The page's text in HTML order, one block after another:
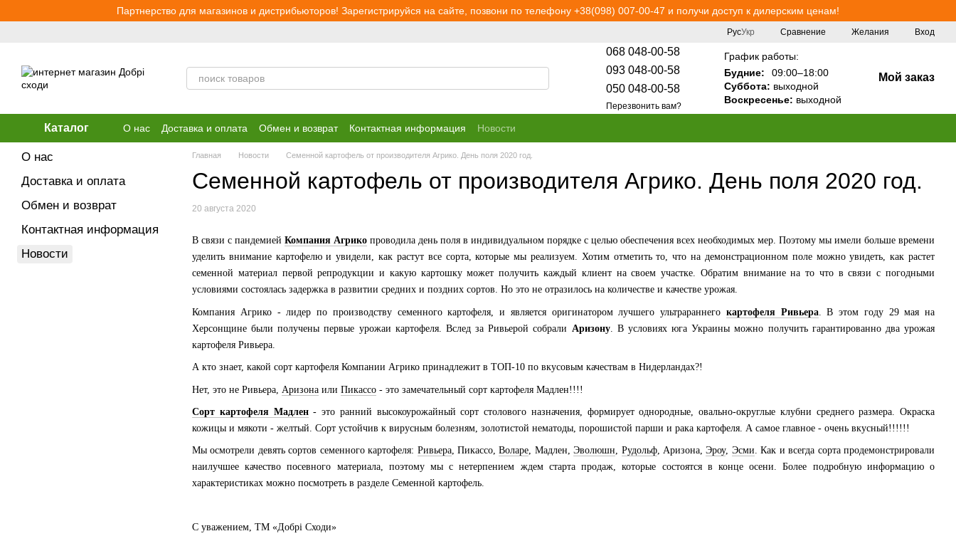
Перейти к основному контентуПартнерство для магазинов и дистрибьюторов! Зарегистрируйся на сайте, позвони по телефону +38(098) 007-00-47 и получи доступ к дилерским ценам!
РусУкр Сравнение Желания Вход
068 048-00-58
093 048-00-58
050 048-00-58
Перезвонить вам?
График работы:
Будние:
09:00–18:00
Суббота: выходной
Воскресенье: выходной
Мой заказ
Каталог О нас Доставка и оплата Обмен и возврат Контактная информация Новости
Главная Новости Семенной картофель от производителя Агрико. День поля 2020 год.
Семенной картофель от производителя Агрико. День поля 2020 год.
20 августа 2020
В связи с пандемией Компания Агрико проводила день поля в индивидуальном порядке с целью обеспечения всех необходимых мер. Поэтому мы имели больше времени
уделить внимание картофелю и увидели, как растут все сорта, которые мы реализуем. Хотим отметить то, что на демонстрационном поле можно увидеть, как растет
семенной материал первой репродукции и какую картошку может получить каждый клиент на своем участке. Обратим внимание на то что в связи с погодными
условиями состоялась задержка в развитии средних и поздних сортов. Но это не отразилось на количестве и качестве урожая.
Компания Агрико - лидер по производству семенного картофеля, и является оригинатором лучшего ультрараннего картофеля Ривьера. В этом году 29 мая на
Херсонщине были получены первые урожаи картофеля. Вслед за Ривьерой собрали Аризону. В условиях юга Украины можно получить гарантированно два урожая
картофеля Ривьера.
А кто знает, какой сорт картофеля Компании Агрико принадлежит в ТОП-10 по вкусовым качествам в Нидерландах?!
Нет, это не Ривьера, Аризона или Пикассо - это замечательный сорт картофеля Мадлен!!!!
Сорт картофеля Мадлен- это ранний высокоурожайный сорт столового назначения, формирует однородные, овально-округлые клубни среднего размера. Окраска
кожицы и мякоти - желтый. Сорт устойчив к вирусным болезням, золотистой нематоды, порошистой парши и рака картофеля. А самое главное - очень вкусный!!!!!!
Мы осмотрели девять сортов семенного картофеля: Ривьера, Пикассо,Воларе, Мадлен,Эволюшн, Рудольф, Аризона,Эроу, Эсми. Как и всегда сорта продемонстрировали
наилучшее качество посевного материала, поэтому мы с нетерпением ждем старта продаж, которые состоятся в конце осени. Более подробную информацию о
характеристиках можно посмотреть в разделе Семенной картофель.
С уважением, ТМ «Добрі Сходи»
О нас
Доставка и оплата
Обмен и возврат
Контактная информация
Новости